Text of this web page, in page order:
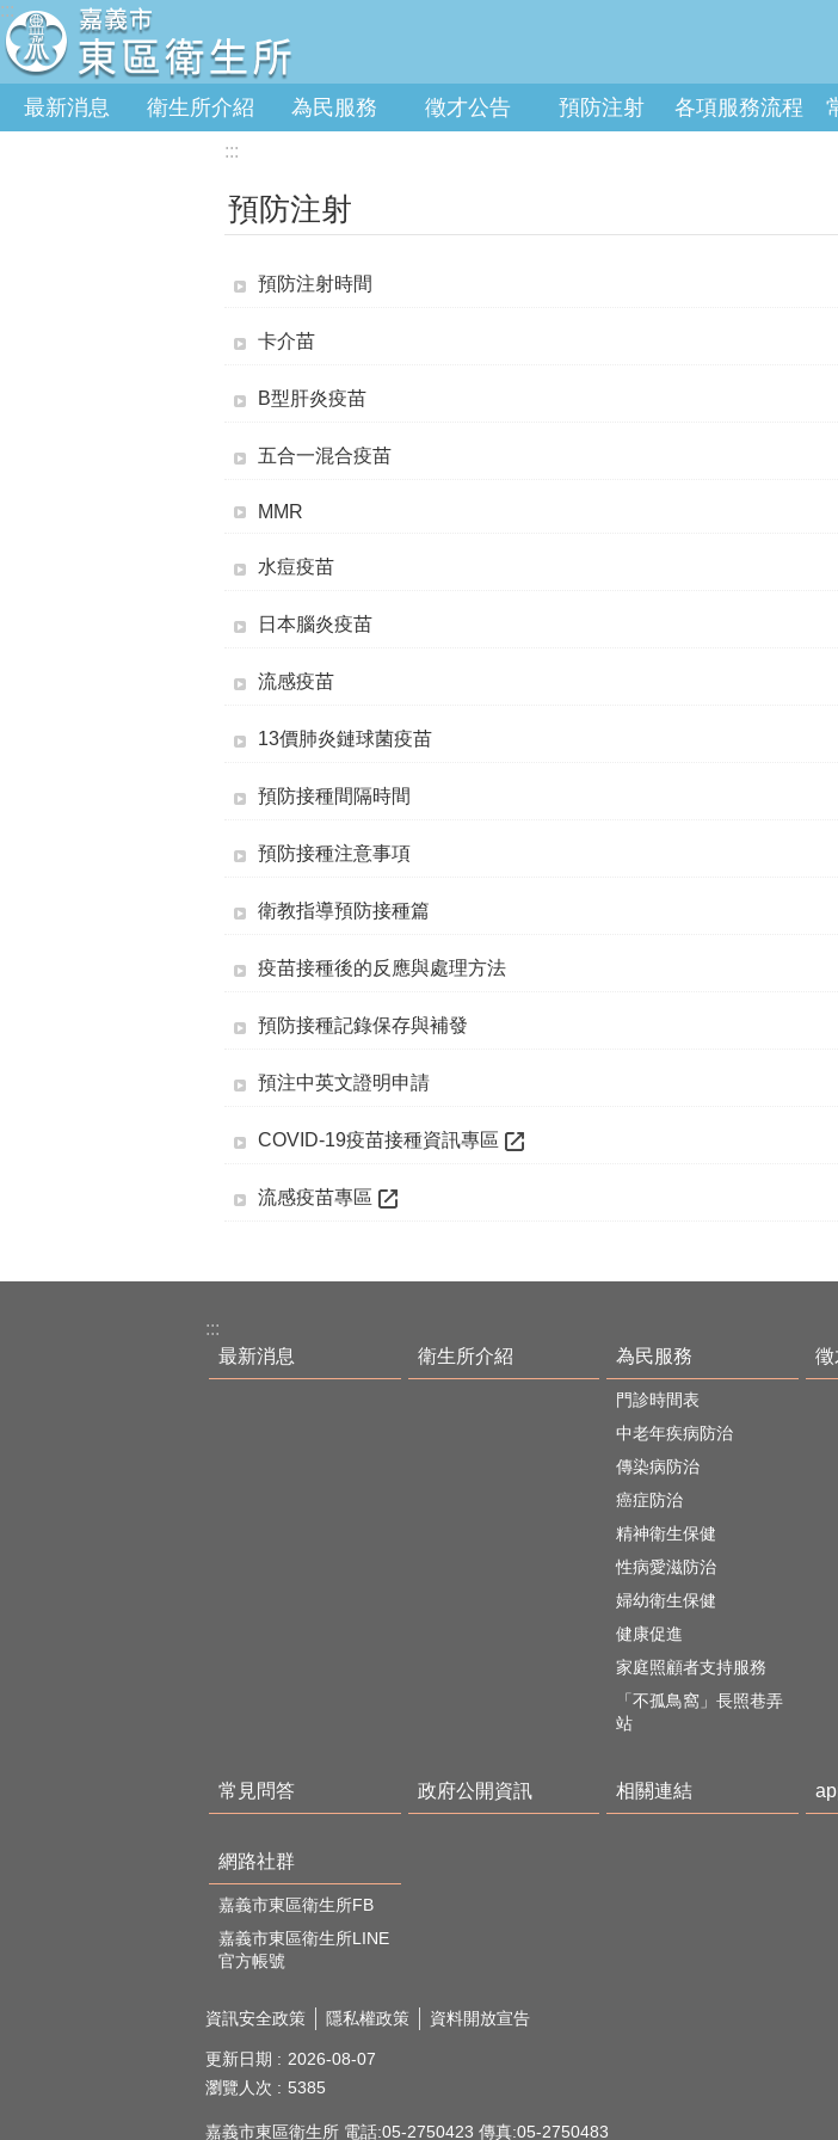
跳到主要內容區塊
:::
最新消息 衛生所介紹 為民服務 徵才公告 預防注射 各項服務流程
:::
預防注射
預防注射時間
卡介苗
B型肝炎疫苗
五合一混合疫苗
MMR
水痘疫苗
日本腦炎疫苗
流感疫苗
13價肺炎鏈球菌疫苗
預防接種間隔時間
預防接種注意事項
衛教指導預防接種篇
疫苗接種後的反應與處理方法
預防接種記錄保存與補發
預注中英文證明申請
COVID-19疫苗接種資訊專區
流感疫苗專區
:::
最新消息
衛生所介紹 為民服務
門診時間表
中老年疾病防治
傳染病防治
癌症防治
精神衛生保健
性病愛滋防治
婦幼衛生保健
健康促進
家庭照顧者支持服務
「不孤鳥窩」長照巷弄
站
徵
常見問答 政府公開資訊 相關連結
網路社群
嘉義市東區衛生所FB
嘉義市東區衛生所LINE
官方帳號
資訊安全政策 隱私權政策 資料開放宣告
更新日期
2026-08-07
瀏覽人次
5385
嘉義市東區衛生所 電話:05-2750423 傳真:05-2750483